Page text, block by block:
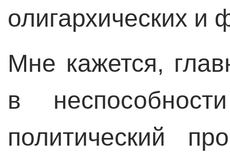
олигархических и
Мне кажется,
в
политический